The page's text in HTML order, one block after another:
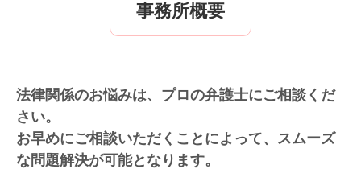
事務所概要
法律関係のお悩みは、プロの弁護士にご相談くだ
さい。
お早めにご相談いただくことによって、スムーズ
な問題解決が可能となります。